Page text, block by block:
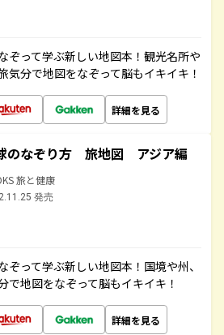
ぞって学ぶ新しい地図本！観光名所や
気分で地図をなぞって脳もイキイキ！
詳細を見る
のなぞり方 旅地図 アジア編
旅と健康
発売
ぞって学ぶ新しい地図本！国境や州、
で地図をなぞって脳もイキイキ！
詳細を見る